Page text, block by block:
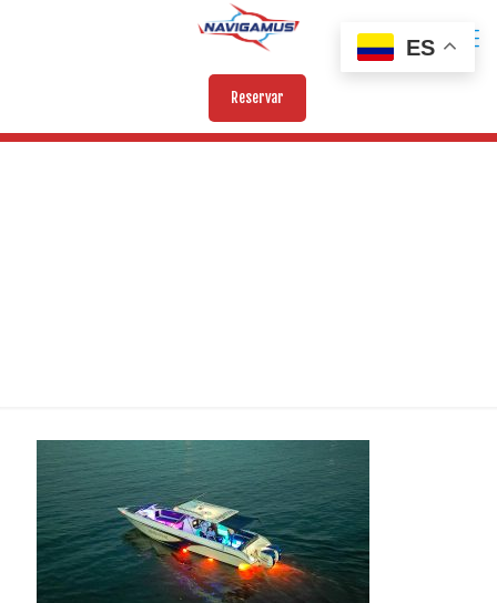
Reservar
ES